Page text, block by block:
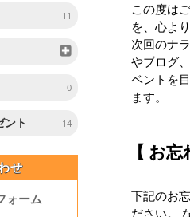
11
0
ント 14
せ
ォーム
この度は
を、心よ
次回のナ
やブログ
ベントを
ます。
お忘
下記のお
ださい。